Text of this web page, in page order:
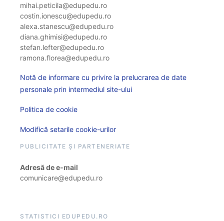
mihai.peticila@edupedu.ro
costin.ionescu@edupedu.ro
alexa.stanescu@edupedu.ro
diana.ghimisi@edupedu.ro
stefan.lefter@edupedu.ro
ramona.florea@edupedu.ro
Notă de informare cu privire la prelucrarea de date
personale prin intermediul site-ului
Politica de cookie
Modifică setarile cookie-urilor
PUBLICITATE ȘI PARTENERIATE
Adresă de e-mail
comunicare@edupedu.ro
STATISTICI EDUPEDU.RO